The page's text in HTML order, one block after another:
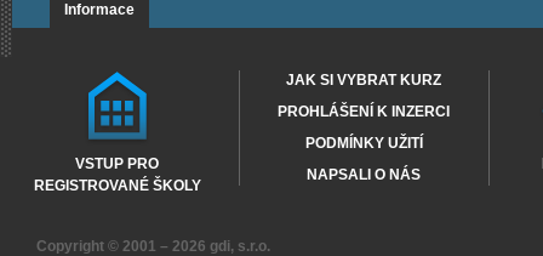
Informace
VSTUP PRO
REGISTROVANÉ ŠKOLY
JAK SI VYBRAT KURZ
PROHLÁŠENÍ K INZERCI
PODMÍNKY UŽITÍ
NAPSALI O NÁS
Copyright © 2001 – 2026 gdi, s.r.o.